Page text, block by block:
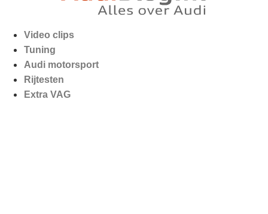
Video clips
Tuning
Audi motorsport
Rijtesten
Extra VAG